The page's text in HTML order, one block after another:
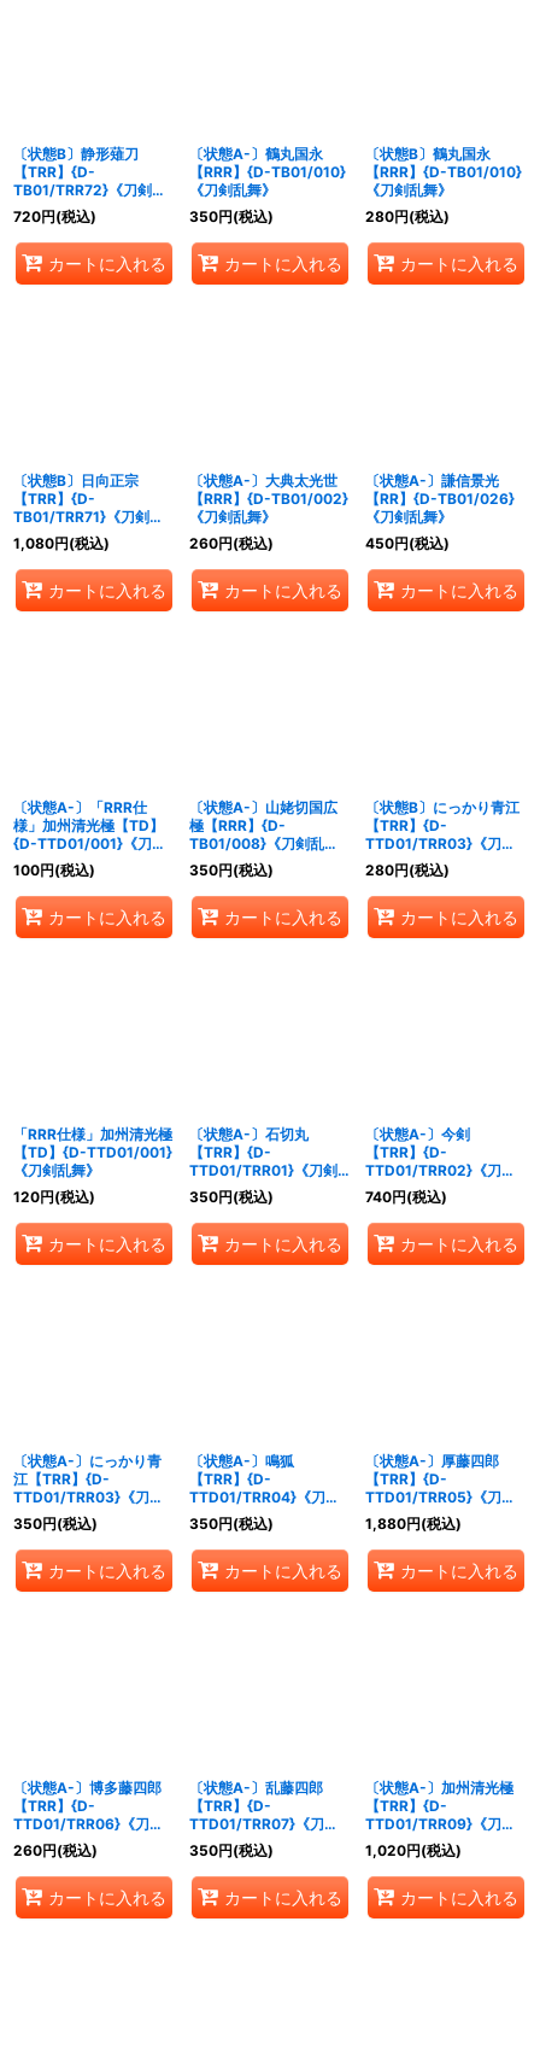
〔状態B〕静形薙刀
【TRR】{D-
TB01/TRR72}《刀剣乱
舞》
720円(税込)
カートに入れる
〔状態A-〕鶴丸国永
【RRR】{D-TB01/010}
《刀剣乱舞》
350円(税込)
カートに入れる
〔状態B〕鶴丸国永
【RRR】{D-TB01/010}
《刀剣乱舞》
280円(税込)
カートに入れる
〔状態B〕日向正宗
【TRR】{D-
TB01/TRR71}《刀剣乱
舞》
1,080円(税込)
カートに入れる
〔状態A-〕大典太光世
【RRR】{D-TB01/002}
《刀剣乱舞》
260円(税込)
カートに入れる
〔状態A-〕謙信景光
【RR】{D-TB01/026}
《刀剣乱舞》
450円(税込)
カートに入れる
〔状態A-〕「RRR仕
様」加州清光極【TD】
{D-TTD01/001}《刀剣
乱舞》
100円(税込)
カートに入れる
〔状態A-〕山姥切国広
極【RRR】{D-
TB01/008}《刀剣乱
舞》
350円(税込)
カートに入れる
〔状態B〕にっかり青江
【TRR】{D-
TTD01/TRR03}《刀剣
乱舞》
280円(税込)
カートに入れる
「RRR仕様」加州清光極
【TD】{D-TTD01/001}
《刀剣乱舞》
120円(税込)
カートに入れる
〔状態A-〕石切丸
【TRR】{D-
TTD01/TRR01}《刀剣
乱舞》
350円(税込)
カートに入れる
〔状態A-〕今剣
【TRR】{D-
TTD01/TRR02}《刀剣
乱舞》
740円(税込)
カートに入れる
〔状態A-〕にっかり青
江【TRR】{D-
TTD01/TRR03}《刀剣
乱舞》
350円(税込)
カートに入れる
〔状態A-〕鳴狐
【TRR】{D-
TTD01/TRR04}《刀剣
乱舞》
350円(税込)
カートに入れる
〔状態A-〕厚藤四郎
【TRR】{D-
TTD01/TRR05}《刀剣
乱舞》
1,880円(税込)
カートに入れる
〔状態A-〕博多藤四郎
【TRR】{D-
TTD01/TRR06}《刀剣
乱舞》
260円(税込)
カートに入れる
〔状態A-〕乱藤四郎
【TRR】{D-
TTD01/TRR07}《刀剣
乱舞》
350円(税込)
カートに入れる
〔状態A-〕加州清光極
【TRR】{D-
TTD01/TRR09}《刀剣
乱舞》
1,020円(税込)
カートに入れる